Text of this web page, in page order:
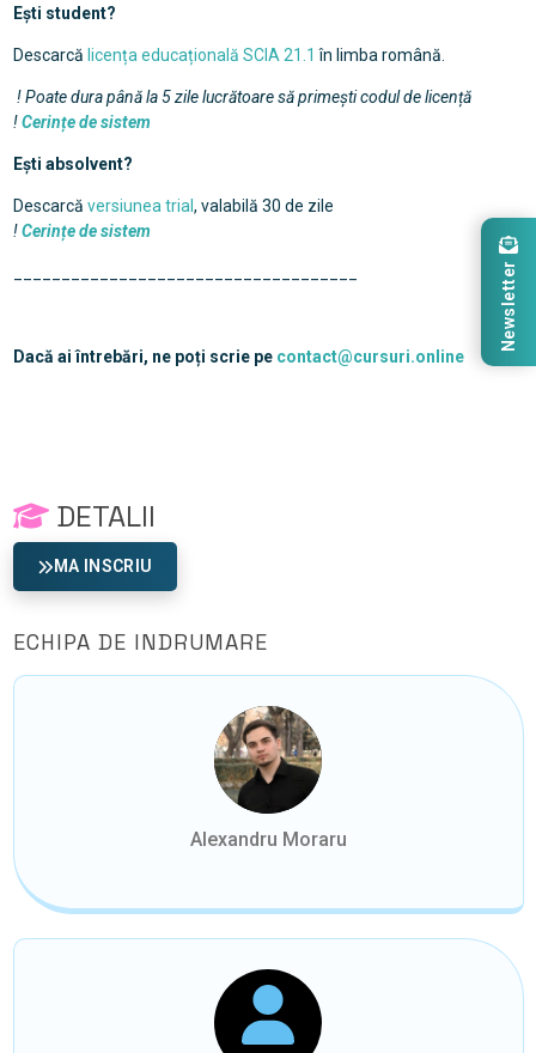
Ești student?
Descarcă licența educațională SCIA 21.1 în limba română.
! Poate dura până la 5 zile lucrătoare să primești codul de licență
!Cerințe de sistem
Ești absolvent?
Descarcă versiunea trial , valabilă 30 de zile
!Cerințe de sistem
Dacă ai întrebări, ne poți scrie pe contact@cursuri.online
DETALII
MA INSCRIU
ECHIPA DE INDRUMARE
Alexandru Moraru
Newsletter